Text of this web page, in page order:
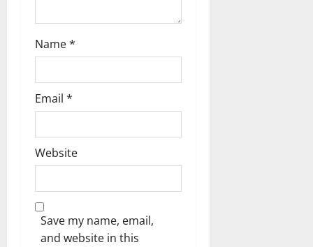
Name*
Email *
Website
Save my name, email,
and website in this